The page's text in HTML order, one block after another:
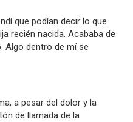
que podían decir lo que
recién nacida. Acababa de
Algo dentro de mí se
a pesar del dolor y la
de llamada de la